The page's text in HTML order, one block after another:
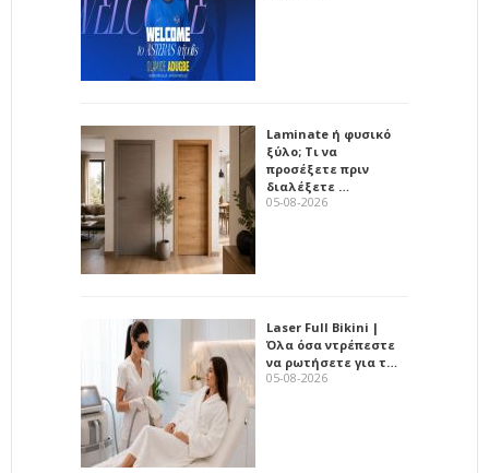
Laminate ή φυσικό
ξύλο; Τι να
προσέξετε πριν
διαλέξετε …
05-08-2026
Laser Full Bikini |
Όλα όσα ντρέπεστε
να ρωτήσετε για τ…
05-08-2026